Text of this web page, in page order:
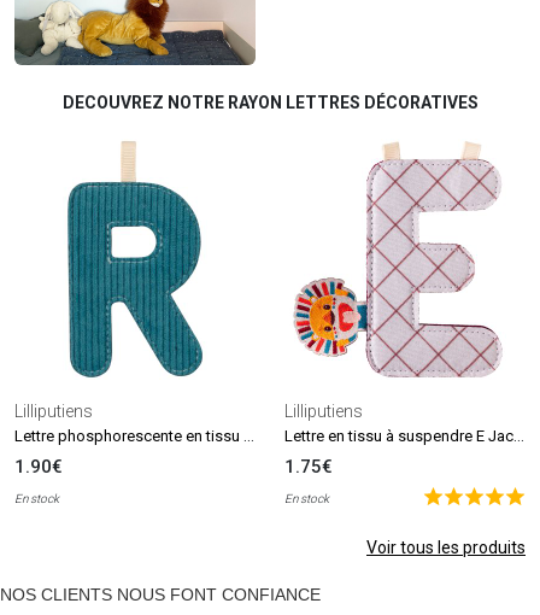
DECOUVREZ NOTRE RAYON LETTRES DÉCORATIVES
Lilliputiens
1.90€
En stock
Lilliputiens
1.75€
En stock
Voir tous les produits
NOS CLIENTS NOUS FONT CONFIANCE